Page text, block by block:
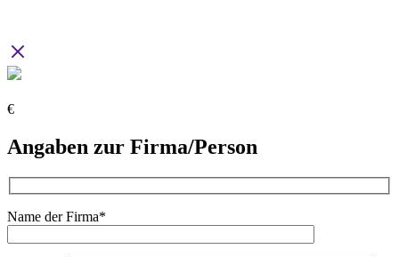
€
Angaben zur Firma/Person
Name der Firma*